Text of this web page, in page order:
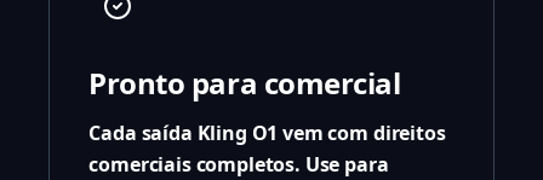
Pronto para comercial
Cada saída Kling O1 vem com direitos
comerciais completos. Use para